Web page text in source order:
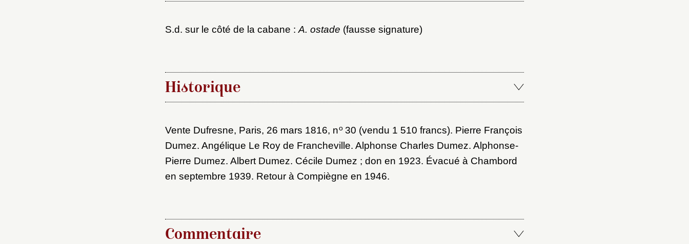
S.d. sur le côté de la cabane : A. ostade (fausse signature)
Historique
Vente Dufresne, Paris, 26 mars 1816, no30 (vendu 1 510 francs). Pierre François
Dumez. Angélique Le Roy de Francheville. Alphonse Charles Dumez. Alphonse-
Pierre Dumez. Albert Dumez. Cécile Dumez ; don en 1923. Évacué à Chambord
en septembre 1939. Retour à Compiègne en 1946.
Commentaire
Choix du dossier où ajouter la notice
Valider
Nouveau dossier
Connexion
Courriel